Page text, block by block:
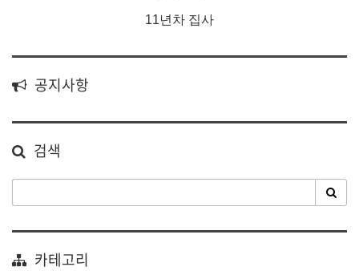
11년차 집사
공지사항
검색
카테고리